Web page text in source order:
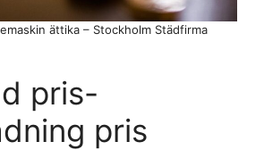
ättika – Stockholm Städfirma
pris-
pris